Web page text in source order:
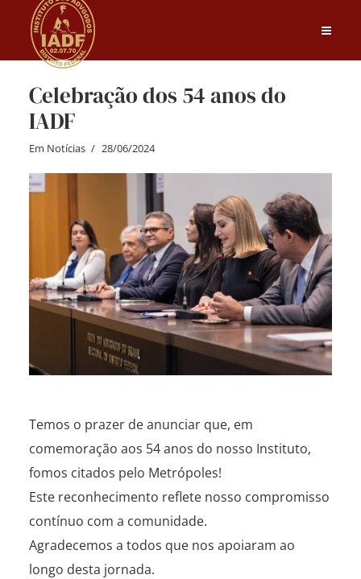
Celebração dos 54 anos do
IADF
Em Notícias 28/06/2024
Temos o prazer de anunciar que, em
comemoração aos 54 anos do nosso Instituto,
fomos citados pelo Metrópoles!
Este reconhecimento reflete nosso compromisso
contínuo com a comunidade.
Agradecemos a todos que nos apoiaram ao
longo desta jornada.